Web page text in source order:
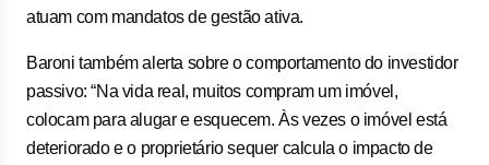
atuam com mandatos de gestão ativa.
Baroni também alerta sobre o comportamento do investidor
passivo: “Na vida real, muitos compram um imóvel,
colocam para alugar e esquecem. Às vezes o imóvel está
deteriorado e o proprietário sequer calcula o impacto de